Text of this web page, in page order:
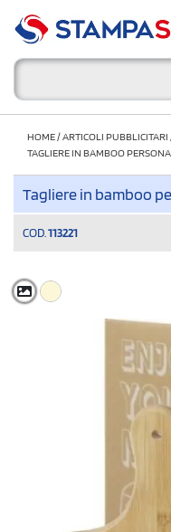
HOME/ARTICOLI PUBBLICITARI
TAGLIERE IN BAMBOO
Tagliere in bamboo
COD. 113221